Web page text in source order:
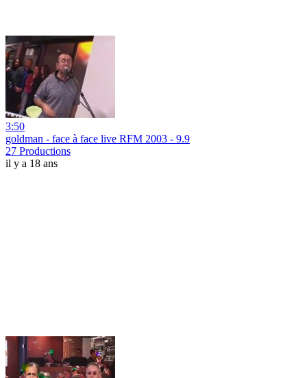
3:50
goldman - face à face live RFM 2003 - 9.9
27 Productions
il y a 18 ans